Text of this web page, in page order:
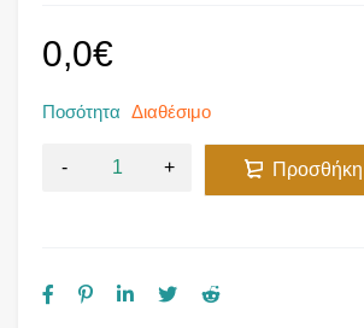
0,0€
Ποσότητα Διαθέσιμο
Προσθήκη